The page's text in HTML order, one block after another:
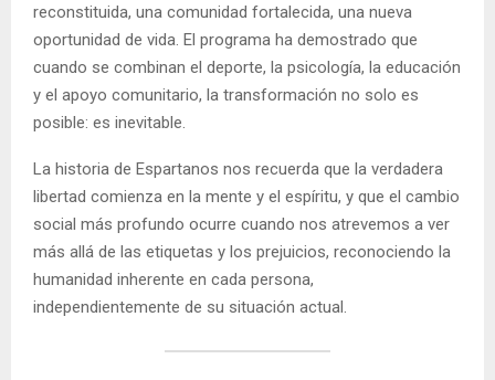
reconstituida, una comunidad fortalecida, una nueva
oportunidad de vida. El programa ha demostrado que
cuando se combinan el deporte, la psicología, la educación
y el apoyo comunitario, la transformación no solo es
posible: es inevitable.
La historia de Espartanos nos recuerda que la verdadera
libertad comienza en la mente y el espíritu, y que el cambio
social más profundo ocurre cuando nos atrevemos a ver
más allá de las etiquetas y los prejuicios, reconociendo la
humanidad inherente en cada persona,
independientemente de su situación actual.